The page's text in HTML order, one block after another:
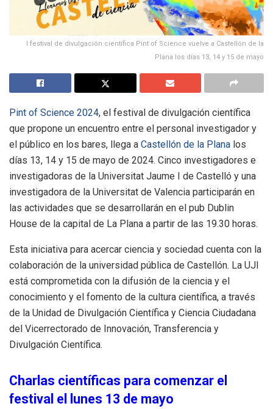
l festival de divulgación científica Pint of Science vuelve a Castellón de la
Plana los días 13, 14 y 15 de mayo
Pint of Science 2024, el festival de divulgación científica
que propone un encuentro entre el personal investigador y
el público en los bares, llega a Castellón de la Plana los
días 13, 14 y 15 de mayo de 2024. Cinco investigadores e
investigadoras de la Universitat Jaume I de Castelló y una
investigadora de la Universitat de Valencia participarán en
las actividades que se desarrollarán en el pub Dublin
House de la capital de La Plana a partir de las 19.30 horas.
Esta iniciativa para acercar ciencia y sociedad cuenta con la
colaboración de la universidad pública de Castellón. La UJI
está comprometida con la difusión de la ciencia y el
conocimiento y el fomento de la cultura científica, a través
de la Unidad de Divulgación Científica y Ciencia Ciudadana
del Vicerrectorado de Innovación, Transferencia y
Divulgación Científica.
Charlas científicas para comenzar el
festival el lunes 13 de mayo